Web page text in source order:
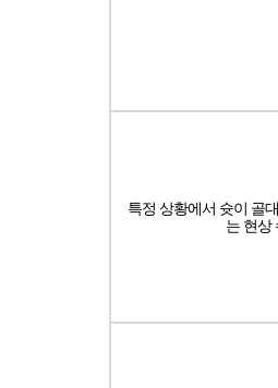
특정 상황에서 슛이 골
는 현상